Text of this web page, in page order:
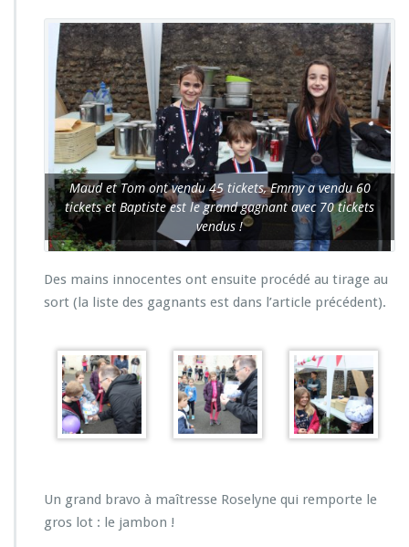
Maud et Tom ont vendu 45 tickets, Emmy a vendu 60
tickets et Baptiste est le grand gagnant avec 70 tickets
vendus !
Des mains innocentes ont ensuite procédé au tirage au
sort (la liste des gagnants est dans l’article précédent).
Un grand bravo à maîtresse Roselyne qui remporte le
gros lot : le jambon !